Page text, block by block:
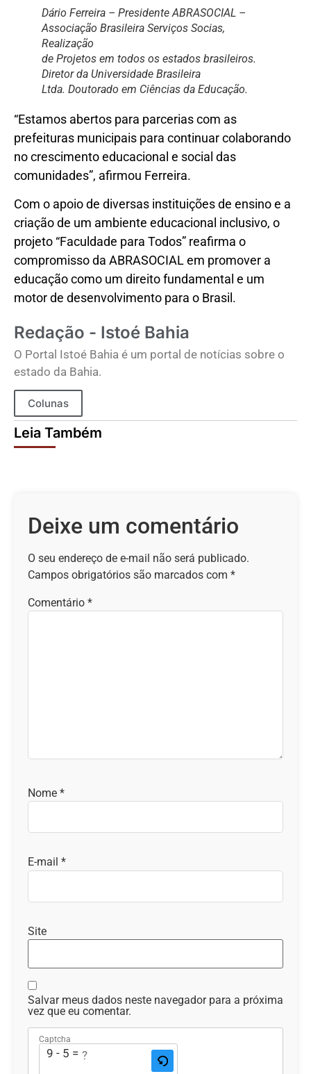
Dário Ferreira – Presidente ABRASOCIAL –
Associação Brasileira Serviços Socias,
Realização
de Projetos em todos os estados brasileiros.
Diretor da Universidade Brasileira
Ltda. Doutorado em Ciências da Educação.
“Estamos abertos para parcerias com as
prefeituras municipais para continuar colaborando
no crescimento educacional e social das
comunidades”, afirmou Ferreira.
Com o apoio de diversas instituições de ensino e a
criação de um ambiente educacional inclusivo, o
projeto “Faculdade para Todos” reafirma o
compromisso da ABRASOCIAL em promover a
educação como um direito fundamental e um
motor de desenvolvimento para o Brasil.
Redação - Istoé Bahia
O Portal Istoé Bahia é um portal de notícias sobre o
estado da Bahia.
Colunas
Leia Também
Deixe um comentário
O seu endereço de e-mail não será publicado.
Campos obrigatórios são marcados com *
Comentário *
Nome *
E-mail *
Site
Salvar meus dados neste navegador para a próxima
vez que eu comentar.
Captcha
9 - 5 = ?